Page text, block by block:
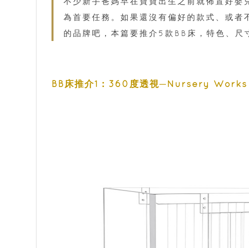
為首要任務。如果還沒有偏好的款式、或者
的品牌吧，本篇要推介5款BB床，特色、尺
BB床推介1：360度透視─Nursery